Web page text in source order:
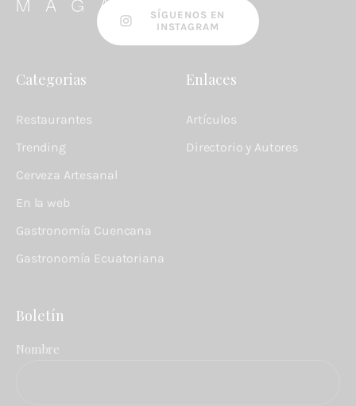
SÍGUENOS EN
INSTAGRAM
Categorias
Restaurantes
Trending
Cerveza Artesanal
En la web
Gastronomía Cuencana
Gastronomía Ecuatoriana
Enlaces
Artículos
Directorio y Autores
Boletín
Nombre